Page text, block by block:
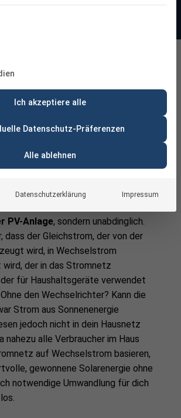
PV-Anlage, sondern unabdinglich.
dass der Gleichstrom, der von der
wird, in Wechselstrom
der in das Stromnetz
für Haushaltsgeräte verwendet
den Wechselrichter? Kann die
Strom aus Sonnenenergie
jedoch nicht in dein Hausnetz
nahezu alle Verbraucher im Haus
auf Wechselstrom basieren,
gewonnene Solarenergie ohne
notwendige Umwandlung für dich
DER SERVICE-GRUPPEN, FÜR
Ich akzeptiere alle
Datenschutz-Präferenzen
Alle ablehnen
Datenschutzerklärung Impressum